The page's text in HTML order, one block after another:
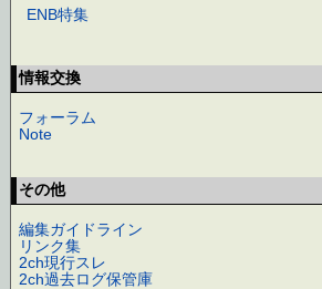
ENB特集
情報交換
フォーラム
Note
その他
編集ガイドライン
リンク集
2ch現行スレ
2ch過去ログ保管庫